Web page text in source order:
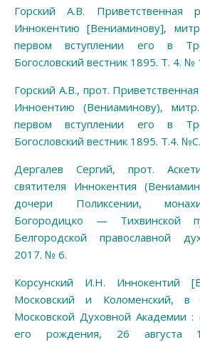
Горский А.В. Приветственная
Иннокентию [Вениаминову],
первом вступлении его в
Богословский вестник 1895. Т. 4. №
Горский А.В., прот.
Инноентию (Вениаминову),
первом вступлении его в
Богословский вестник 1895. Т.4. №С.
Дергалев Сергий, прот.
святителя Иннокентия
дочери Поликсении,
Богородицко — Тихвинской
Белгородской православной
2017. № 6.
Корсунский И.Н. Иннокентий
Московский и Коломенский,
Московской Духовной Академии
его рождения, 26 августа